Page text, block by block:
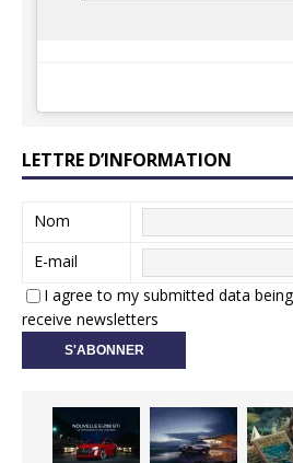
LETTRE D’INFORMATION
Nom
E-mail
I agree to my submitted data
receive newsletters